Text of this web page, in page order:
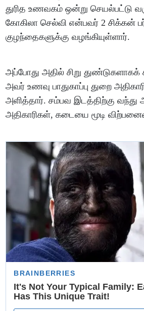
துரித உணவகம் ஒன்று செயல்பட்டு
கோகிலா செல்வி என்பவர் 2 சிக்கன்
குழந்தைகளுக்கு வழங்கியுள்ளார்.
அப்போது அதில் சிறு துண்டுகளாகக்
அவர் உணவு பாதுகாப்பு துறை
அளித்தார். சம்பவ இடத்திற்கு
அதிகாரிகள், கடையை மூடி